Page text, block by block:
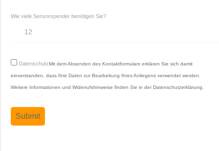
Wie viele Sensorspender benötigen Sie?
DatenschutzMit dem Absenden des Kontaktformulars erklären Sie sich damit
einverstanden, dass Ihre Daten zur Bearbeitung Ihres Anliegens verwendet werden.
Weitere Informationen und Widerrufshinweise finden Sie in derDatenschutzerklärung